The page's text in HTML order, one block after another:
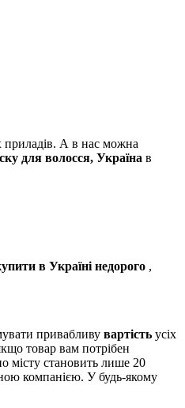
приладів. А в нас можна
для волосся, Україна в
в Україні недорого ,
привабливу вартість усіх
товар вам потрібен
місту становить лише 20
компанією. У будь-якому